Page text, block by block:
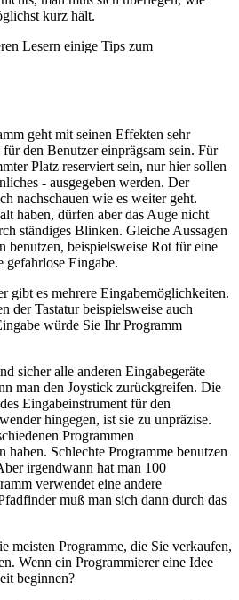
kurz hält.
Lesern einige Tips zum
geht mit seinen Effekten sehr
den Benutzer einprägsam sein. Für
Platz reserviert sein, nur hier sollen
- ausgegeben werden. Der
nachschauen wie es weiter geht.
haben, dürfen aber das Auge nicht
ständiges Blinken. Gleiche Aussagen
benutzen, beispielsweise Rot für eine
Eingabe.
gibt es mehrere Eingabemöglichkeiten.
der Tastatur beispielsweise auch
würde Sie Ihr Programm
sicher alle anderen Eingabegeräte
man den Joystick zurückgreifen. Die
Eingabeinstrument für den
hingegen, ist sie zu unpräzise.
Programmen
haben. Schlechte Programme benutzen
irgendwann hat man 100
verwendet eine andere
muß man sich dann durch das
meisten Programme, die Sie verkaufen,
Wenn ein Programmierer eine Idee
beginnen?